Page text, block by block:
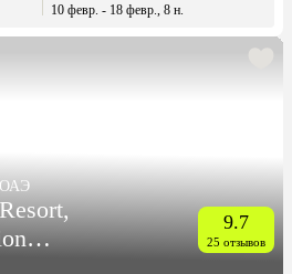
10 февр. - 18 февр., 8 н.
ОАЭ
9.7
25 отзывов